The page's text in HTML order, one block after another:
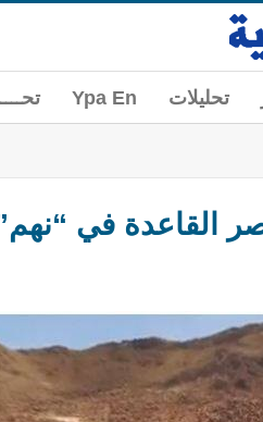
تحليلات Ypa En
القاعدة في